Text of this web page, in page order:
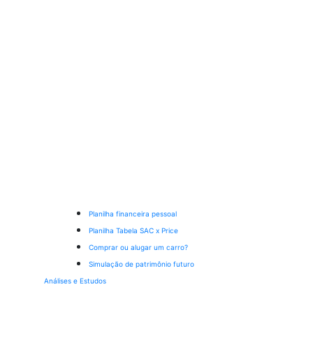
Planilha financeira pessoal
Planilha Tabela SAC x Price
Comprar ou alugar um carro?
Simulação de patrimônio futuro
Análises e Estudos